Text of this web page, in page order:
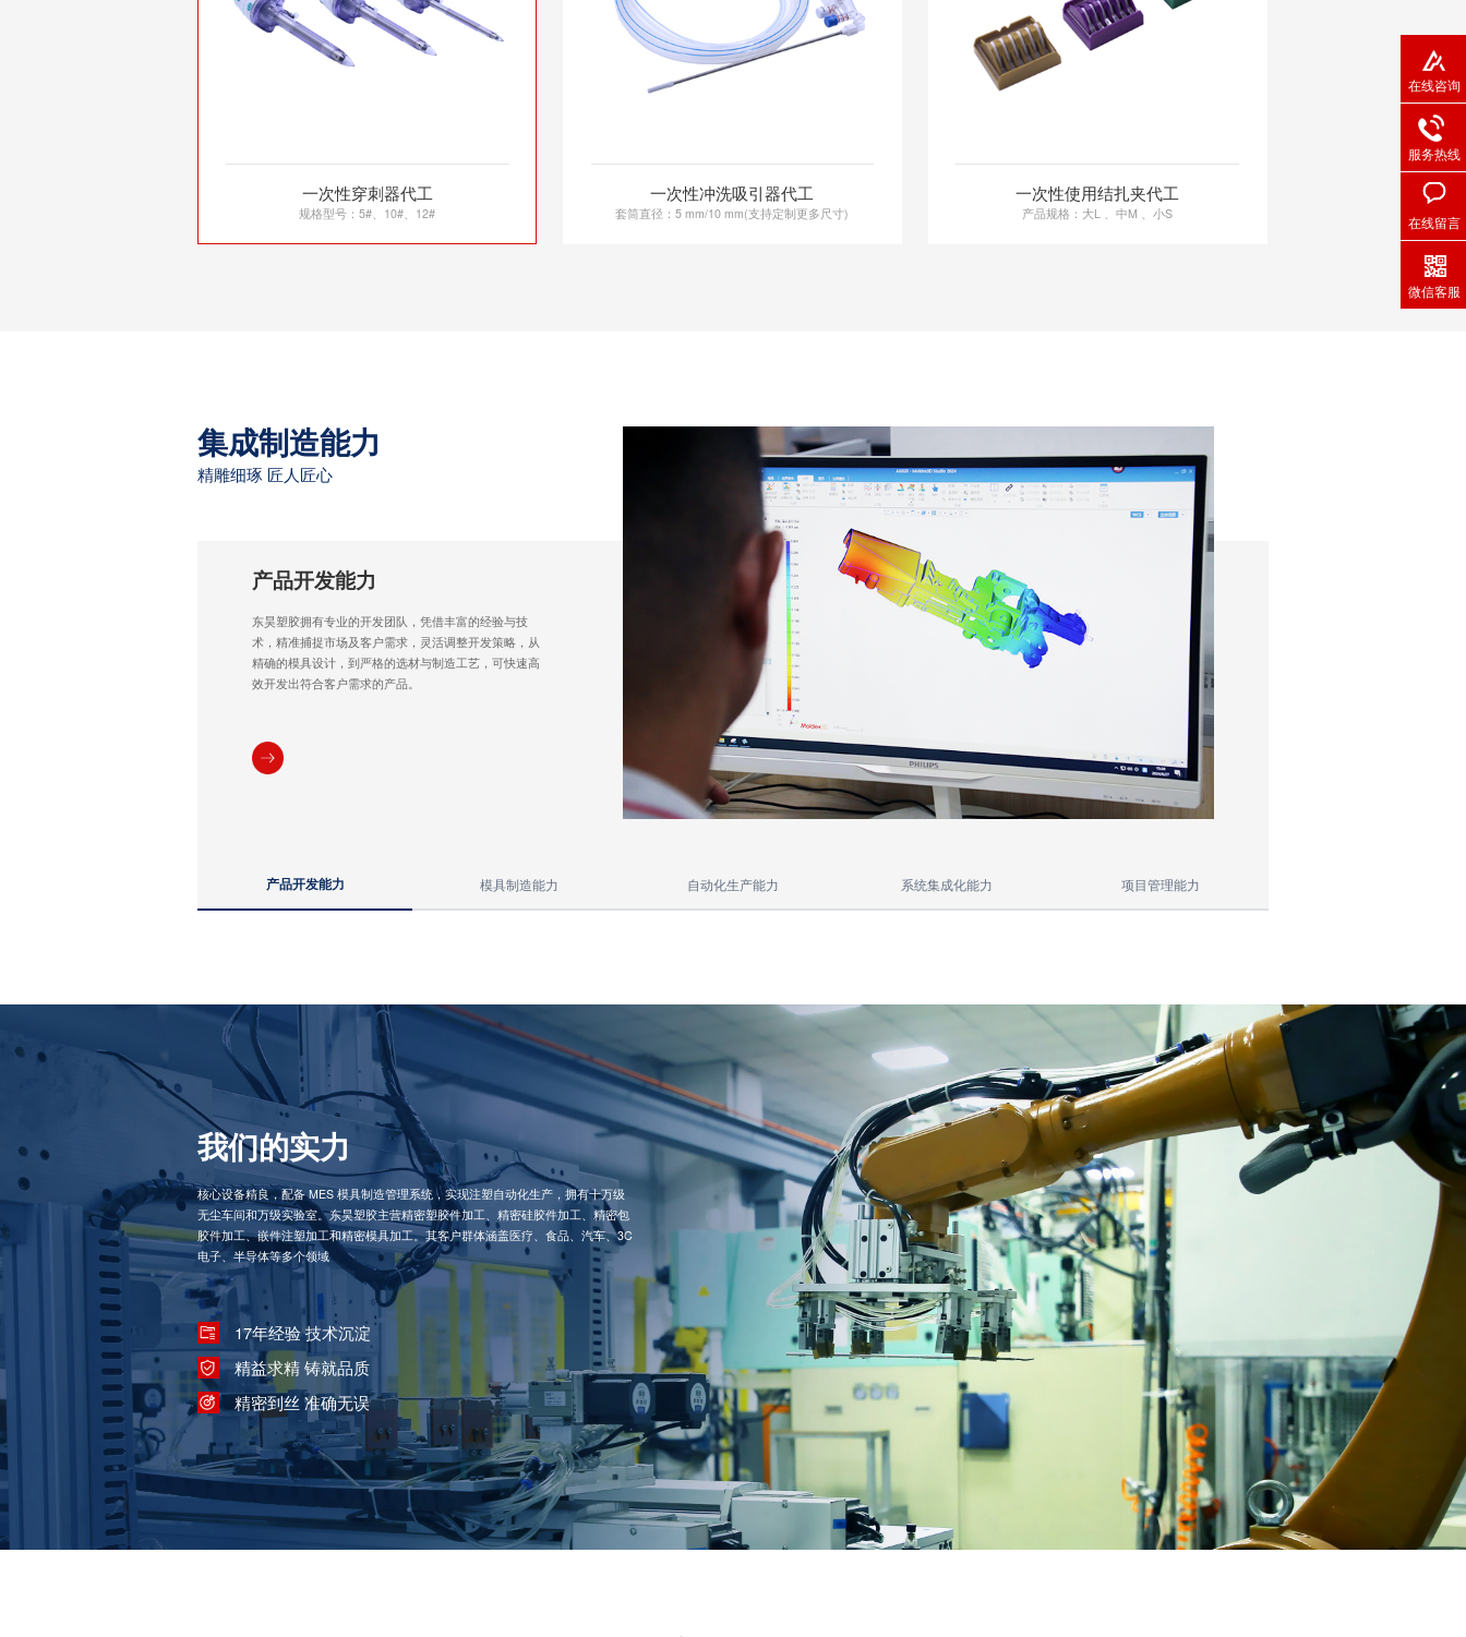
一次性穿刺器代工
规格型号：5#、10#、12#
一次性冲洗吸引器代工
套筒直径：5 mm/10 mm(支持定制更多尺寸)
一次性使用结扎夹代工
产品规格：大L 、中M 、小S
集成制造能力
精雕细琢 匠人匠心
产品开发能力
东昊塑胶拥有专业的开发团队，凭借丰富的经验与技
术，精准捕捉市场及客户需求，灵活调整开发策略，从
精确的模具设计，到严格的选材与制造工艺，可快速高
效开发出符合客户需求的产品。
产品开发能力 模具制造能力 自动化生产能力 系统集成化能力 项目管理能力
我们的实力
核心设备精良，配备 MES 模具制造管理系统，实现注塑自动化生产，拥有十万级
无尘车间和万级实验室。东昊塑胶主营精密塑胶件加工、精密硅胶件加工、精密包
胶件加工、嵌件注塑加工和精密模具加工。其客户群体涵盖医疗、食品、汽车、3C
电子、半导体等多个领域
17年经验 技术沉淀
精益求精 铸就品质
精密到丝 准确无误
在线咨询
服务热线
在线留言
微信客服